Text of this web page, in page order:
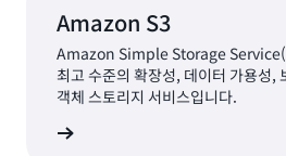
트리거하도록 애플리케이션 이벤트
이를 위해AWS Lambda를사용하
러스터를 고려하지 않고도 이벤트
수 있습니다.
이 회사는 AWS를 사용하여
Amazon S3
Amazon Simple Storage
최고 수준의 확장성, 데이터 가용성,
객체 스토리지 서비스입니다.